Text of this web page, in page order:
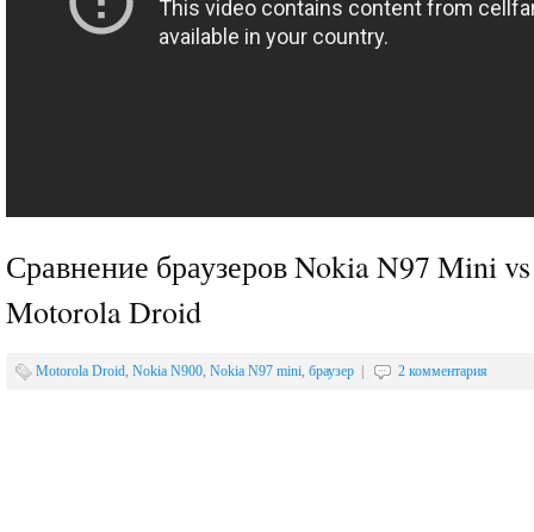
Сравнение браузеров Nokia N97 Mini
Motorola Droid
Motorola Droid, Nokia N900, Nokia N97 mini, браузер 2 комментария